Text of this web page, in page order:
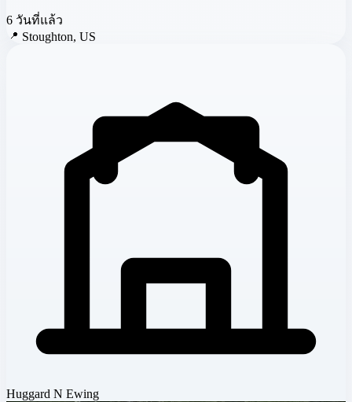
6 วันที่แล้ว
📍 Stoughton, US
Huggard N Ewing